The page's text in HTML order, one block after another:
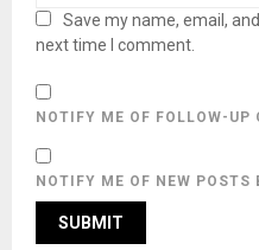
Save my name, email,
next time I comment.
NOTIFY ME OF FOLLOW-
NOTIFY ME OF NEW POSTS